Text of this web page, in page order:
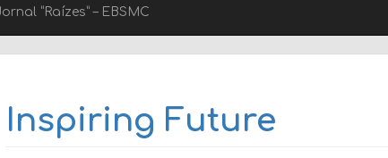
“Raízes” – EBSMC
Inspiring Future